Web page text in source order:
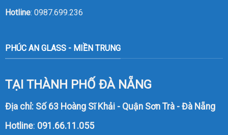
Hotline: 0987.699.236
PHÚC AN GLASS - MIỀN TRUNG
TẠI THÀNH PHỐ ĐÀ NẴNG
Địa chỉ: Số 63 Hoàng Sĩ Khải - Quận Sơn Trà - Đà Nẵng
Hotline: 091.66.11.055